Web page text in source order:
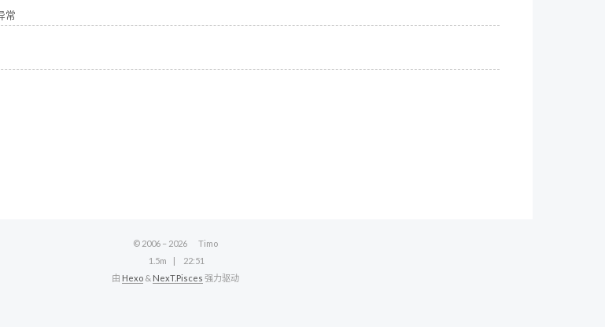
常
© 2006 – 2026
Timo
1.5m
22:51
由 Hexo & NexT.Pisces 强力驱动